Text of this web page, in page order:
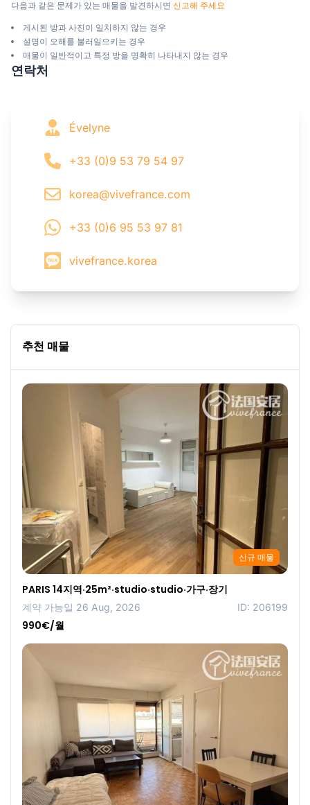
다음과 같은 문제가 있는 매물을 발견하시면 신고해 주세요
게시된 방과 사진이 일치하지 않는 경우
설명이 오해를 불러일으키는 경우
매물이 일반적이고 특정 방을 명확히 나타내지 않는 경우
연락처
Évelyne
+33 (0)9 53 79 54 97
korea@vivefrance.com
+33 (0)6 95 53 97 81
vivefrance.korea
추천 매물
신규 매물
PARIS 14지역·25m²·studio·studio·가구·장기
계약 가능일 26 Aug, 2026 ID: 206199
990€/월